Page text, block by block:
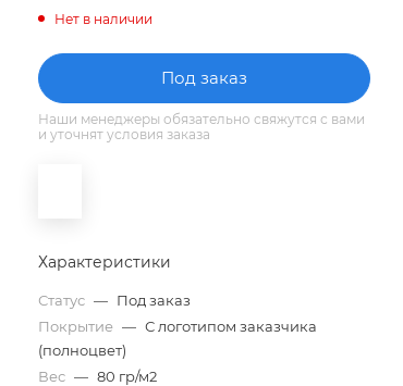
Нет в наличии
Под заказ
Наши менеджеры обязательно свяжутся с вами
и уточнят условия заказа
Характеристики
Статус — Под заказ
Покрытие — С логотипом заказчика
(полноцвет)
Вес — 80 гр/м2